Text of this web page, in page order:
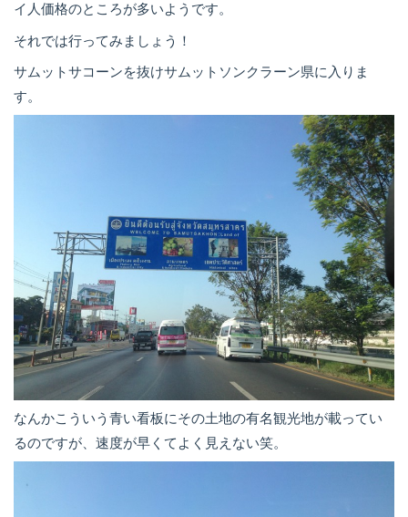
イ人価格のところが多いようです。
それでは行ってみましょう！
サムットサコーンを抜けサムットソンクラーン県に入りま
す。
なんかこういう青い看板にその土地の有名観光地が載ってい
るのですが、速度が早くてよく見えない笑。